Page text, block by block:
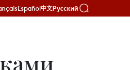
Español中文Русский